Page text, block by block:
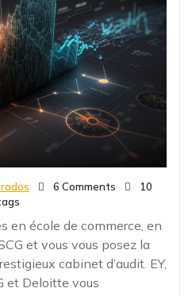
6 Comments
10
en école de commerce, en
et vous vous posez la
cabinet d’audit. EY,
et Deloitte vous